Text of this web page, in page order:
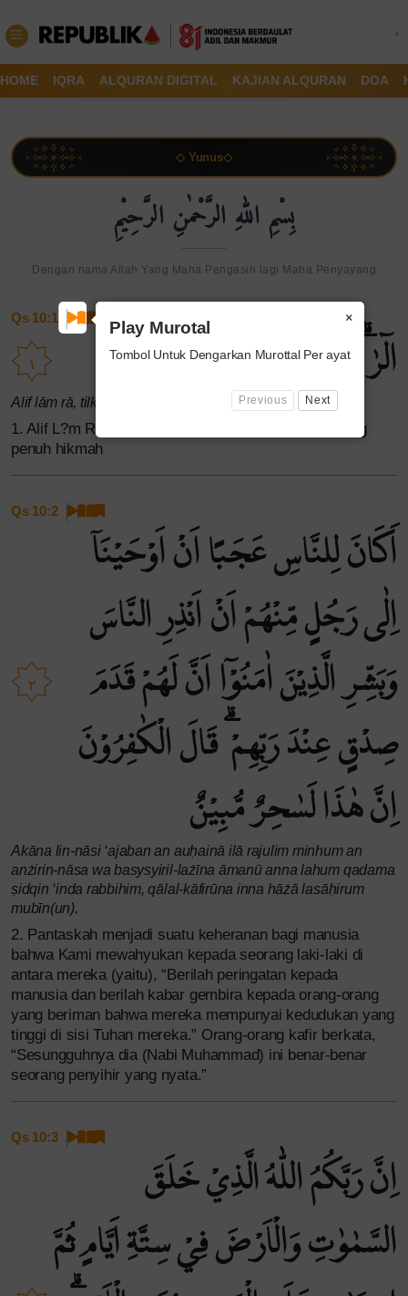
HOME IQRA ALQURAN DIGITAL KAJIAN ALQURAN DOA
◇ Yunus◇
بِسْمِ اللهِ الرَّحْمٰنِ الرَّحِيْمِ
Dengan nama Allah Yang Maha Pengasih lagi Maha Penyayang
Qs 10:1
١ الۤرٰ ۗتِلْكَ اٰيٰتُ الْكِتٰبِ الْحَكِيْمِ
Alif lām rā, tilka āyātul-kitābil-ḥakīm(i).
1. Alif L?m R?. Itulah ayat-ayat Kitab (Al-Qur’an) yang
penuh hikmah
Qs 10:2
٢
اَكَانَ لِلنَّاسِ عَجَبًا اَنْ اَوْحَيْنَآ
اِلٰى رَجُلٍ مِّنْهُمْ اَنْ اَنْذِرِ النَّاسَ
وَبَشِّرِ الَّذِيْنَ اٰمَنُوْٓا اَنَّ لَهُمْ قَدَمَ
صِدْقٍ عِنْدَ رَبِّهِمْ ۗ قَالَ الْكٰفِرُوْنَ
اِنَّ هٰذَا لَسٰحِرٌ مُّبِيْنٌ
Akāna lin-nāsi ‘ajaban an auḥainā ilā rajulim minhum an
anżirin-nāsa wa basysyiril-lażīna āmanū anna lahum qadama
ṣidqin ‘inda rabbihim, qālal-kāfirūna inna hāżā lasāḥirum
mubīn(un).
2. Pantaskah menjadi suatu keheranan bagi manusia
bahwa Kami mewahyukan kepada seorang laki-laki di
antara mereka (yaitu), “Berilah peringatan kepada
manusia dan berilah kabar gembira kepada orang-orang
yang beriman bahwa mereka mempunyai kedudukan yang
tinggi di sisi Tuhan mereka.” Orang-orang kafir berkata,
“Sesungguhnya dia (Nabi Muhammad) ini benar-benar
seorang penyihir yang nyata.”
Qs 10:3
اِنَّ رَبَّكُمُ اللّٰهُ الَّذِيْ خَلَقَ
السَّمٰوٰتِ وَالْاَرْضَ فِيْ سِتَّةِ اَيَّامٍ ثُمَّ
×
Play Murotal
Tombol Untuk Dengarkan Murottal Per ayat
Previous Next